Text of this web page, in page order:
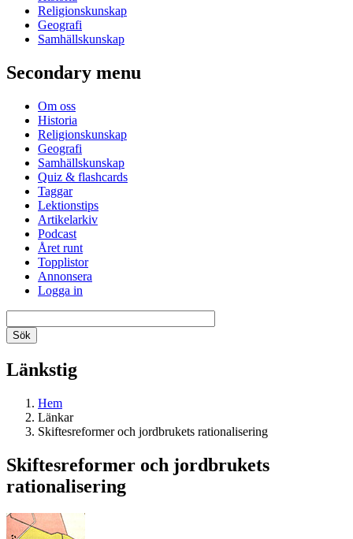
Religionskunskap
Geografi
Samhällskunskap
Secondary menu
Om oss
Historia
Religionskunskap
Geografi
Samhällskunskap
Quiz & flashcards
Taggar
Lektionstips
Artikelarkiv
Podcast
Året runt
Topplistor
Annonsera
Logga in
Länkstig
Hem
Länkar
Skiftesreformer och jordbrukets rationalisering
Skiftesreformer och jordbrukets
rationalisering